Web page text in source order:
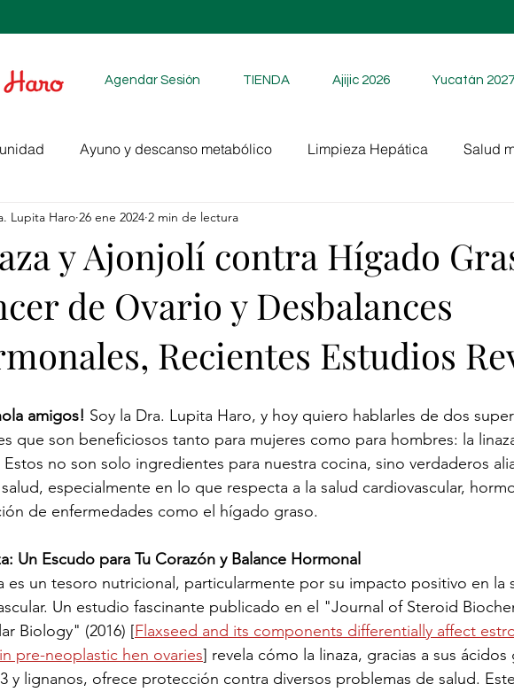
Agendar Sesión TIENDA Ajijic 2026 Yucatán 2027
Ayuno y descanso metabólico Limpieza Hepática Salud
y Ajonjolí contra Hígado
de Ovario y Desbalances
Recientes Estudios
Lupita Haro 26 ene 2024 2 min de lectura
amigos! Soy la Dra. Lupita Haro, y hoy quiero hablarles de dos
que son beneficiosos tanto para mujeres como para hombres: la
no son solo ingredientes para nuestra cocina, sino verdaderos
especialmente en lo que respecta a la salud cardiovascular,
de enfermedades como el hígado graso.
Un Escudo para Tu Corazón y Balance Hormonal
es un tesoro nutricional, particularmente por su impacto positivo en la
Un estudio fascinante publicado en el "Journal of Steroid
Biology" (2016) [Flaxseed and its components differentially affect
pre-neoplastic hen ovaries] revela cómo la linaza, gracias a sus ácidos
y lignanos, ofrece protección contra diversos problemas de salud.